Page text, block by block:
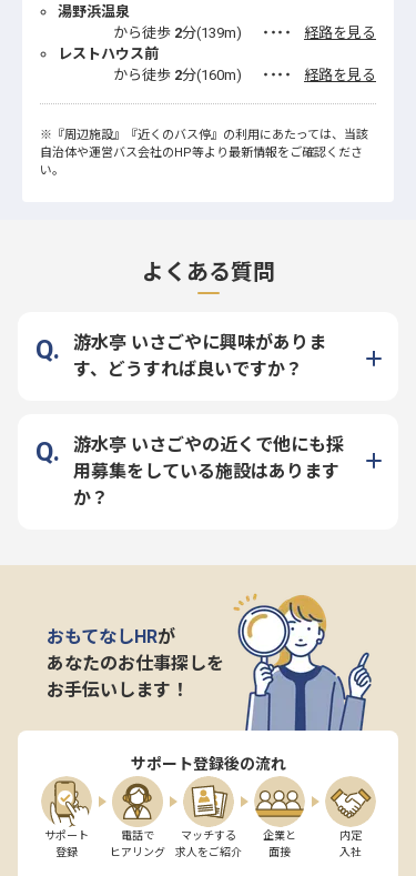
湯野浜温泉
から徒歩 2分(139m) ・・・・
経路を見る
レストハウス前
から徒歩 2分(160m) ・・・・ 経路を見る
※ 『周辺施設』 『近くのバス停』 の利用にあたっては、当該
自治体や運営バス会社のHP等より最新情報をご確認くださ
い。
よくある質問
游水亭 いさごやに興味がありま
す、どうすれば良いですか？
游水亭 いさごやの近くで他にも採
用募集をしている施設はあります
か？
おもてなしHRが
あなたのお仕事探しを
お手伝いします！
サポート登録後の流れ
サポート
登録
電話で
ヒアリング
マッチする
求人をご紹介
企業と
面接
内定
入社